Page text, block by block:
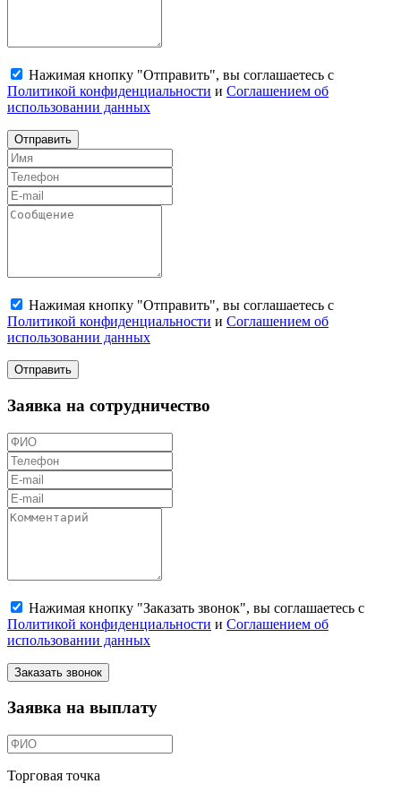
Нажимая кнопку "Отправить", вы соглашаетесь с
Политикой конфиденциальности и Соглашением об
использовании данных
Отправить
Нажимая кнопку "Отправить", вы соглашаетесь с
Политикой конфиденциальности и Соглашением об
использовании данных
Отправить
Заявка на сотрудничество
Нажимая кнопку "Заказать звонок", вы соглашаетесь с
Политикой конфиденциальности и Соглашением об
использовании данных
Заказать звонок
Заявка на выплату
Торговая точка